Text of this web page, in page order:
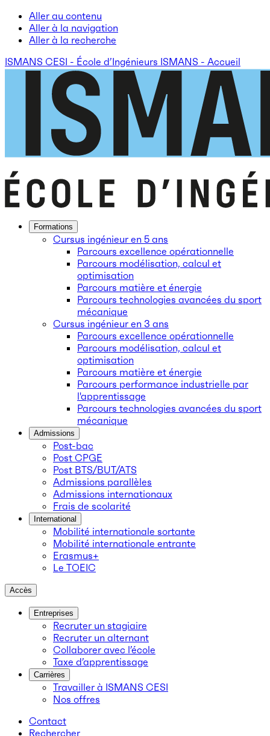
Aller au contenu
Aller à la navigation
Aller à la recherche
ISMANS CESI - École d’Ingénieurs ISMANS - Accueil
Formations
Cursus ingénieur en 5 ans
Parcours excellence opérationnelle
Parcours modélisation, calcul et
optimisation
Parcours matière et énergie
Parcours technologies avancées du sport
mécanique
Cursus ingénieur en 3 ans
Parcours excellence opérationnelle
Parcours modélisation, calcul et
optimisation
Parcours matière et énergie
Parcours performance industrielle par
l'apprentissage
Parcours technologies avancées du sport
mécanique
Admissions
Post-bac
Post CPGE
Post BTS/BUT/ATS
Admissions parallèles
Admissions internationaux
Frais de scolarité
International
Mobilité internationale sortante
Mobilité internationale entrante
Erasmus+
Le TOEIC
Accès
Entreprises
Recruter un stagiaire
Recruter un alternant
Collaborer avec l’école
Taxe d’apprentissage
Carrières
Travailler à ISMANS CESI
Nos offres
Contact
Rechercher